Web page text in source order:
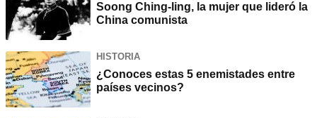
Soong Ching-ling, la mujer que lideró la
China comunista
HISTORIA
¿Conoces estas 5 enemistades entre
países vecinos?